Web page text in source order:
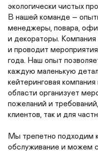
экологически чистых
В нашей команде –
менеджеры, повара,
и декораторы.
и проводит
года. Наш опыт
каждую маленькую
кейтеринговая
области организует
пожеланий и
клиентов, так и для
Мы трепетно подходим
обслуживание и можем